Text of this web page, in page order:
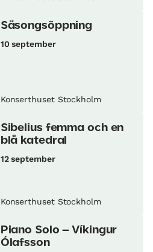
Säsongsöppning
10 september
Konserthuset Stockholm
Sibelius femma och en
blå katedral
12 september
Konserthuset Stockholm
Piano Solo – Víkingur
Ólafsson